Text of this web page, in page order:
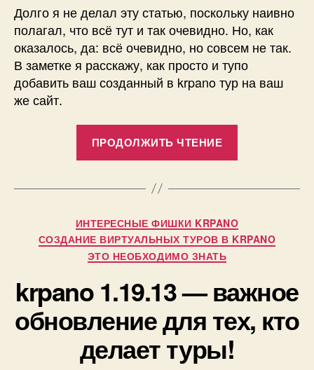
Долго я не делал эту статью, поскольку наивно
полагал, что всё тут и так очевидно. Но, как
оказалось, да: всё очевидно, но совсем не так.
В заметке я расскажу, как просто и тупо
добавить ваш созданный в krpano тур на ваш
же сайт.
ПРОДОЛЖИТЬ ЧТЕНИЕ
тур
сайт?»
Рубрики
ИНТЕРЕСНЫЕ ФИШКИ KRPANO
СОЗДАНИЕ ВИРТУАЛЬНЫХ ТУРОВ В KRPANO
ЭТО НЕОБХОДИМО ЗНАТЬ
krpano 1.19.13 — важное
обновление для тех, кто
делает туры!
А
в
р
:
П
а
в
7
0